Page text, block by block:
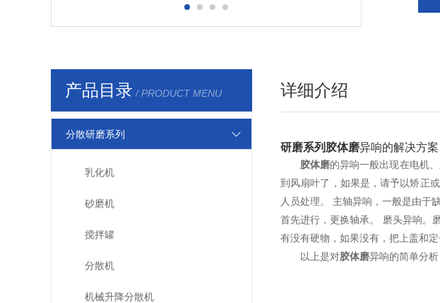
产品目录 / PRODUCT MENU
分散研磨系列
乳化机
砂磨机
搅拌罐
分散机
机械升降分散机
详细介绍
研磨系列胶体磨异响的解决方案
胶体磨的异响一般出现在电机
到风扇叶了，如果是，请予以矫正
人员处理。 主轴异响，一般是由于
首先进行，更换轴承。 磨头异响。
有没有硬物，如果没有，把上盖和
以上是对胶体磨异响的简单分